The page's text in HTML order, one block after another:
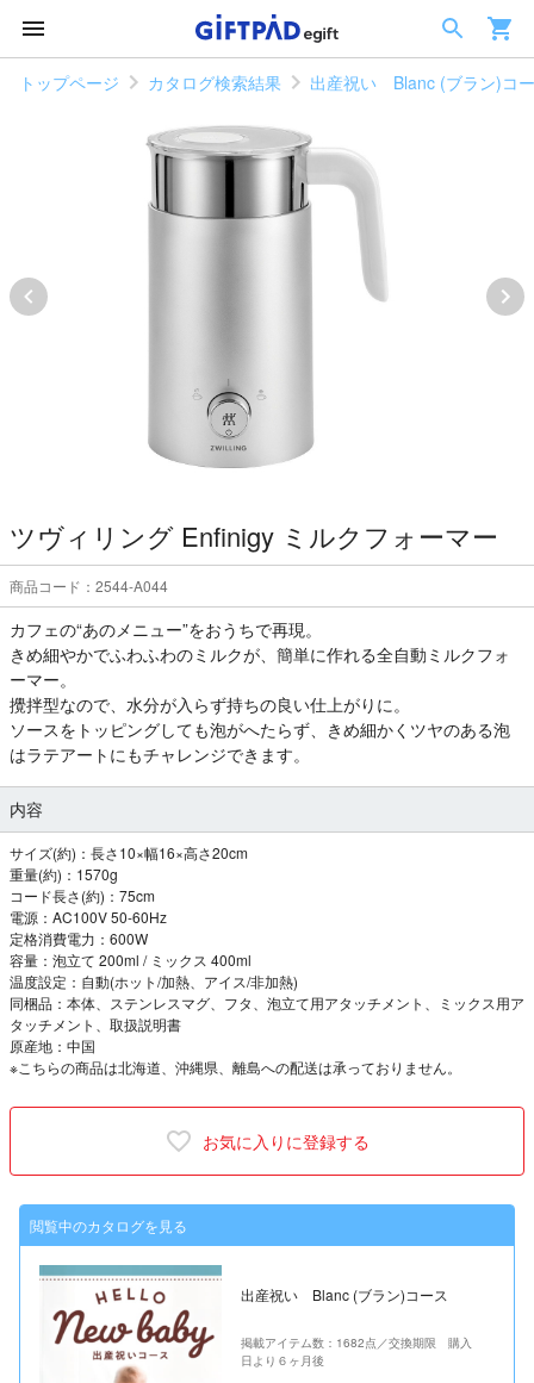
トップページ カタログ検索結果 出産祝い Blanc (ブラン)コ
ツヴィリング Enfinigy ミルクフォーマー
商品コード：2544-A044
カフェの“あのメニュー”をおうちで再現。
きめ細やかでふわふわのミルクが、簡単に作れる全自動ミルクフォ
ーマー。
攪拌型なので、水分が入らず持ちの良い仕上がりに。
ソースをトッピングしても泡がへたらず、きめ細かくツヤのある泡
はラテアートにもチャレンジできます。
内容
サイズ(約)：長さ10×幅16×高さ20cm
重量(約)：1570g
コード長さ(約)：75cm
電源：AC100V 50-60Hz
定格消費電力：600W
容量：泡立て 200ml / ミックス 400ml
温度設定：自動(ホット/加熱、アイス/非加熱)
同梱品：本体、ステンレスマグ、フタ、泡立て用アタッチメント、ミックス用ア
タッチメント、取扱説明書
原産地：中国
※こちらの商品は北海道、沖縄県、離島への配送は承っておりません。
お気に入りに登録する
閲覧中のカタログを見る
出産祝い Blanc (ブラン)コース
掲載アイテム数：1682点／交換期限 購入
日より６ヶ月後